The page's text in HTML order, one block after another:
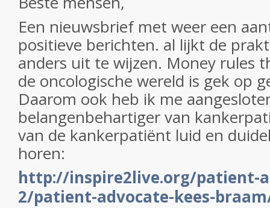
Een nieuwsbrief met weer een
positieve berichten. al lijkt de
anders uit te wijzen. Money rules
de oncologische wereld is gek op
Daarom ook heb ik me
belangenbehartiger van
van de kankerpatiënt luid en
horen:
http://inspire2live.org/patient-
2/patient-advocate-kees-